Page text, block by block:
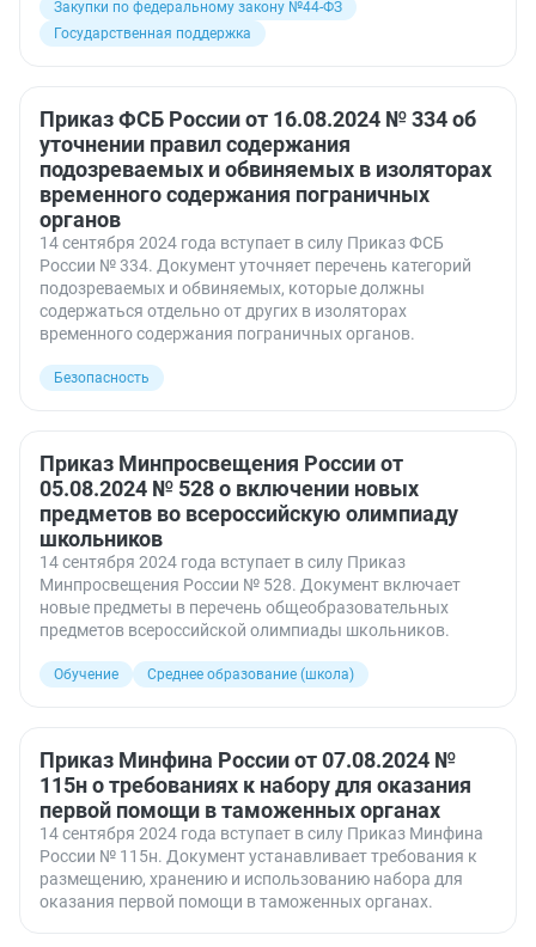
Закупки по федеральному закону №44-ФЗ
Государственная поддержка
Приказ ФСБ России от 16.08.2024 № 334 об
уточнении правил содержания
подозреваемых и обвиняемых в изоляторах
временного содержания пограничных
органов
14 сентября 2024 года вступает в силу Приказ ФСБ
России № 334. Документ уточняет перечень категорий
подозреваемых и обвиняемых, которые должны
содержаться отдельно от других в изоляторах
временного содержания пограничных органов.
Безопасность
Приказ Минпросвещения России от
05.08.2024 № 528 о включении новых
предметов во всероссийскую олимпиаду
школьников
14 сентября 2024 года вступает в силу Приказ
Минпросвещения России № 528. Документ включает
новые предметы в перечень общеобразовательных
предметов всероссийской олимпиады школьников.
Обучение Среднее образование (школа)
Приказ Минфина России от 07.08.2024 №
115н о требованиях к набору для оказания
первой помощи в таможенных органах
14 сентября 2024 года вступает в силу Приказ Минфина
России № 115н. Документ устанавливает требования к
размещению, хранению и использованию набора для
оказания первой помощи в таможенных органах.